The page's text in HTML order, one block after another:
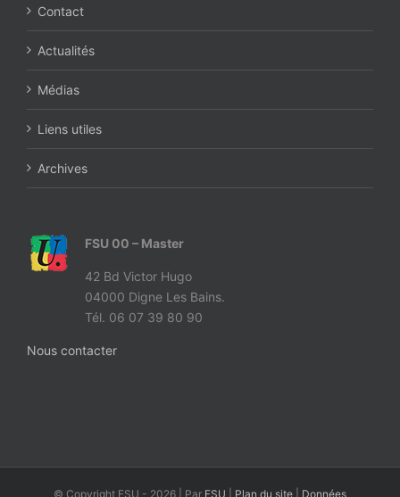
Contact
Actualités
Médias
Liens utiles
Archives
FSU 00 – Master
42 Bd Victor Hugo
04000 Digne Les Bains.
Tél. 06 07 39 80 90
Nous contacter
© Copyright FSU - 2026 | Par FSU Plan du site Données